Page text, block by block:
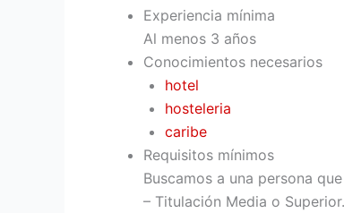
Experiencia mínima
Al menos 3 años
Conocimientos necesarios
hotel
hosteleria
caribe
Requisitos mínimos
Buscamos a una persona
– Titulación Media o Superior.